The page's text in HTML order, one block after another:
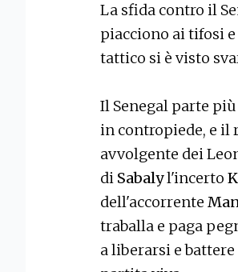
La sfida contro il
piacciono ai tifosi
tattico si è visto
Il Senegal parte
in contropiede, e il
avvolgente dei
di Sabalyl'incerto
dell'accorrente
traballa e paga
a liberarsi e